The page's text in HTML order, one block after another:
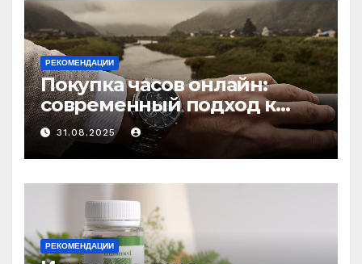
РЕКОМЕНДАЦИИ
Покупка часов онлайн:
современный подход к
выбору аксессуаров
31.08.2025
РЕКОМЕНДАЦИИ